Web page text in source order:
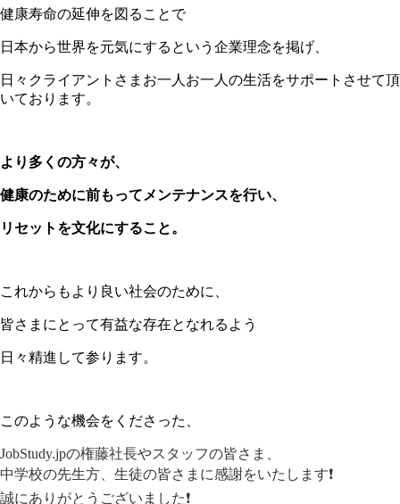
健康寿命の延伸を図ることで
日本から世界を元気にするという企業理念を掲げ、
日々クライアントさまお一人お一人の生活をサポートさせて頂
いております。
より多くの方々が、
健康のために前もってメンテナンスを行い、
リセットを文化にすること。
これからもより良い社会のために、
皆さまにとって有益な存在となれるよう
日々精進して参ります。
このような機会をくださった、
JobStudy.jpの権藤社長やスタッフの皆さま、
中学校の先生方、生徒の皆さまに感謝をいたします❗️
誠にありがとうございました❗️